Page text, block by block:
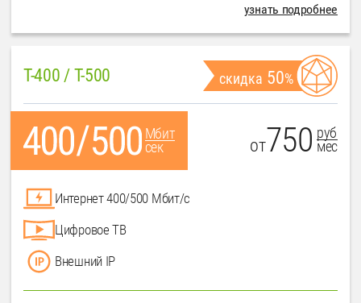
узнать подробнее
T-400 / T-500 скидка 50%
Мбит
сек
от750 руб
мес
Интернет 400/500 Мбит/с
Цифровое ТВ
Внешний IP